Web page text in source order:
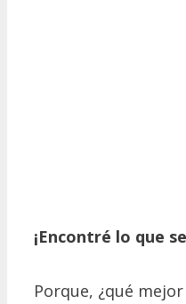
¡Encontré lo que
Porque, ¿qué